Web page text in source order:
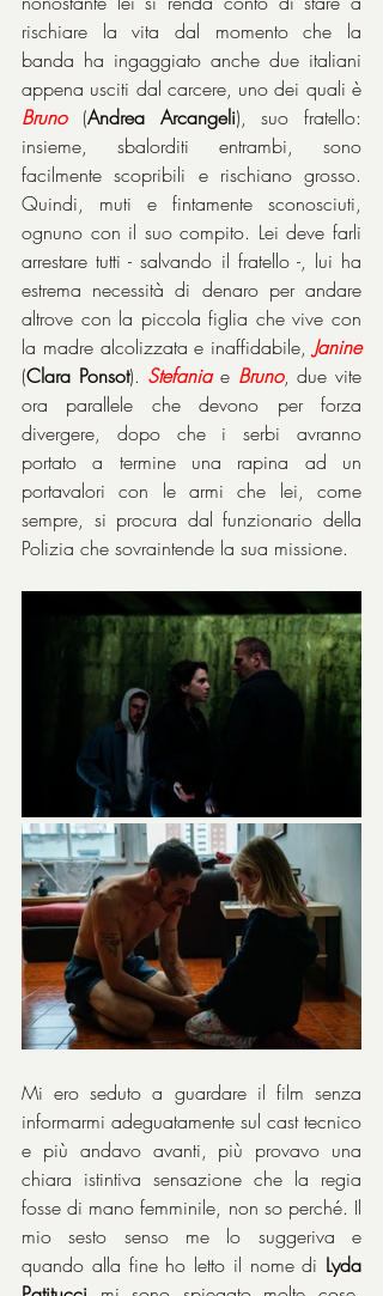
rischiare la vita dal momento che la
banda ha ingaggiato anche due italiani
Bruno (Andrea Arcangeli), suo fratello:
insieme, sbalorditi entrambi, sono
facilmente scopribili e rischiano grosso.
Quindi, muti e fintamente sconosciuti,
ognuno con il suo compito. Lei deve farli
arrestare tutti - salvando il fratello -, lui ha
estrema necessità di denaro per andare
altrove con la piccola figlia che vive con
la madre alcolizzata e inaffidabile, Janine
(Clara Ponsot). Stefania e Bruno, due vite
ora parallele che devono per forza
divergere, dopo che i serbi avranno
portato a termine una rapina ad un
portavalori con le armi che lei, come
sempre, si procura dal funzionario della
Polizia che sovraintende la sua missione.
Mi ero seduto a guardare il film senza
informarmi adeguatamente sul cast tecnico
e più andavo avanti, più provavo una
chiara istintiva sensazione che la regia
fosse di mano femminile, non so perché. Il
mio sesto senso me lo suggeriva e
quando alla fine ho letto il nome di Lyda